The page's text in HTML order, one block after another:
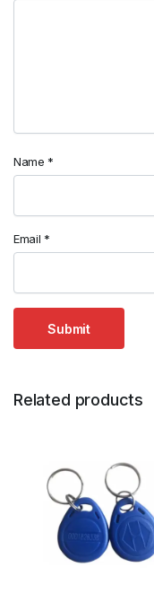
Name *
Email *
Related products